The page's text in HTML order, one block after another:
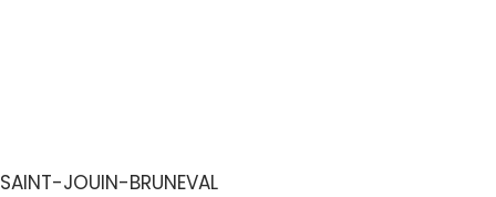
SAINT-JOUIN-BRUNEVAL